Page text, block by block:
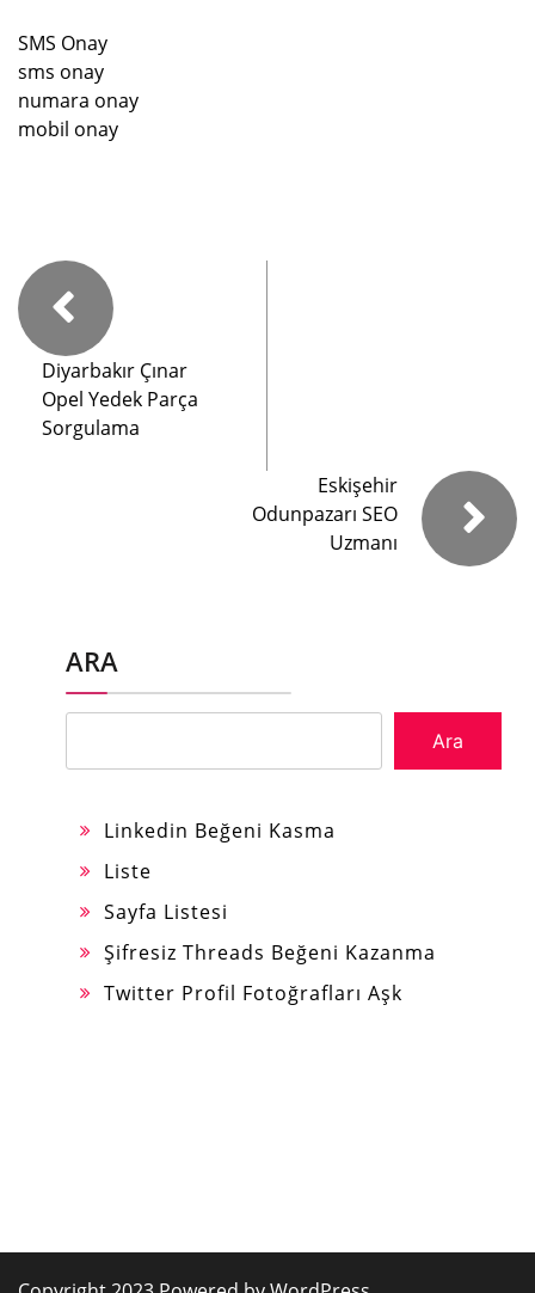
SMS Onay
sms onay
numara onay
mobil onay
Diyarbakır Çınar
Opel Yedek Parça
Sorgulama
Eskişehir
Odunpazarı SEO
Uzmanı
ARA
Ara
Linkedin Beğeni Kasma
Liste
Sayfa Listesi
Şifresiz Threads Beğeni Kazanma
Twitter Profil Fotoğrafları Aşk